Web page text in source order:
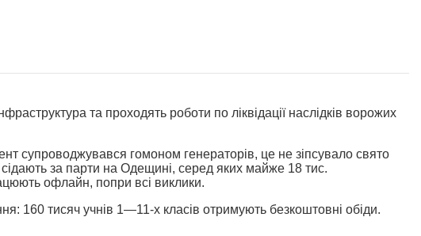
та проходять роботи по ліквідації наслідків ворожих
супроводжувався гомоном генераторів, це не зіпсувало свято
за парти на Одещині, серед яких майже 18 тис.
офлайн, попри всі виклики.
160 тисяч учнів 1—11-х класів отримують безкоштовні обіди.